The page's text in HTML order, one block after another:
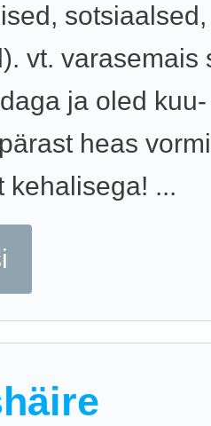
sotsiaalsed,
vt. varasemais
ja oled kuu-
heas
kehalisega! ...